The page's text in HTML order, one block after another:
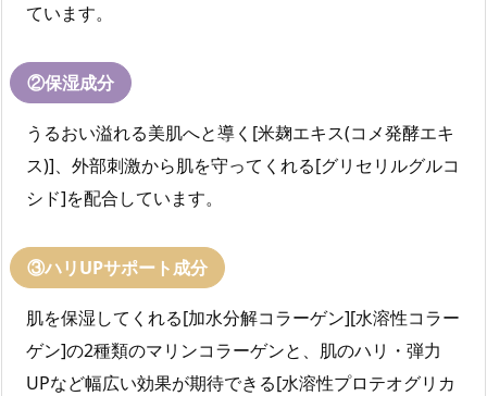
ています。
②保湿成分
うるおい溢れる美肌へと導く[米麹エキス(コメ発酵エキ
ス)]、外部刺激から肌を守ってくれる[グリセリルグルコ
シド]を配合しています。
③ハリUPサポート成分
肌を保湿してくれる[加水分解コラーゲン][水溶性コラー
ゲン]の2種類のマリンコラーゲンと、肌のハリ・弾力
UPなど幅広い効果が期待できる[水溶性プロテオグリカ